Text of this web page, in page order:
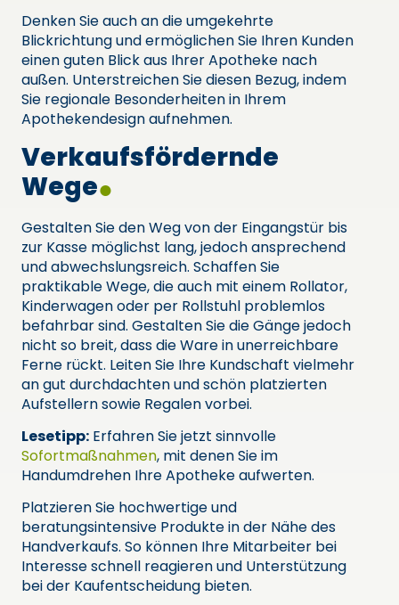
Denken Sie auch an die umgekehrte
Blickrichtung und ermöglichen Sie Ihren Kunden
einen guten Blick aus Ihrer Apotheke nach
außen. Unterstreichen Sie diesen Bezug, indem
Sie regionale Besonderheiten in Ihrem
Apothekendesign aufnehmen.
Verkaufsfördernde
Wege
Gestalten Sie den Weg von der Eingangstür bis
zur Kasse möglichst lang, jedoch ansprechend
und abwechslungsreich. Schaffen Sie
praktikable Wege, die auch mit einem Rollator,
Kinderwagen oder per Rollstuhl problemlos
befahrbar sind. Gestalten Sie die Gänge jedoch
nicht so breit, dass die Ware in unerreichbare
Ferne rückt. Leiten Sie Ihre Kundschaft vielmehr
an gut durchdachten und schön platzierten
Aufstellern sowie Regalen vorbei.
Lesetipp: Erfahren Sie jetzt sinnvolle
Sofortmaßnahmen, mit denen Sie im
Handumdrehen Ihre Apotheke aufwerten.
Platzieren Sie hochwertige und
beratungsintensive Produkte in der Nähe des
Handverkaufs. So können Ihre Mitarbeiter bei
Interesse schnell reagieren und Unterstützung
bei der Kaufentscheidung bieten.